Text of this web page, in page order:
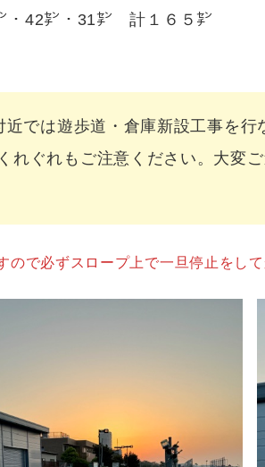
42㌢・42㌢・31㌢ 計１
遊歩道・倉庫新設工事を行な
ぐれもご注意ください。大変
で必ずスロープ上で一旦停止をし